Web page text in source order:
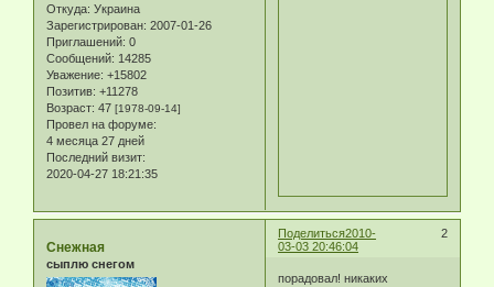
Откуда: Украина
Зарегистрирован: 2007-01-26
Приглашений: 0
Сообщений: 14285
Уважение: +15802
Позитив: +11278
Возраст: 47 [1978-09-14]
Провел на форуме:
4 месяца 27 дней
Последний визит:
2020-04-27 18:21:35
Поделиться 2
2010-
03-03 20:46:04
Снежная
сыплю снегом
порадовал! никаких